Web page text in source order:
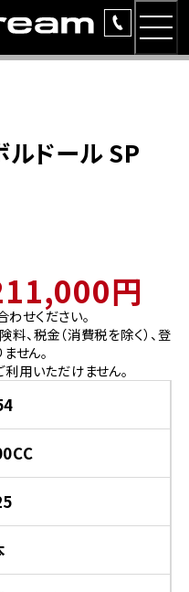
ドール SP
円
せください。
、税金（消費税を除く）、登
せん。
用いただけません。
沼
東
一覧
日